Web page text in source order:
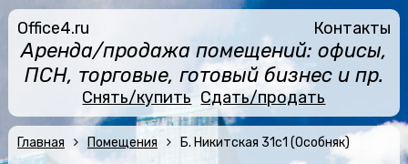
Office4.ru Контакты
Аренда/продажа помещений: офисы,
ПСН, торговые, готовый бизнес и пр.
Снять/купить Сдать/продать
Главная Помещения Б. Никитская 31с1 (Особняк)